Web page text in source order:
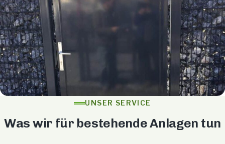
UNSER SERVICE
Was wir für bestehende Anlagen tun